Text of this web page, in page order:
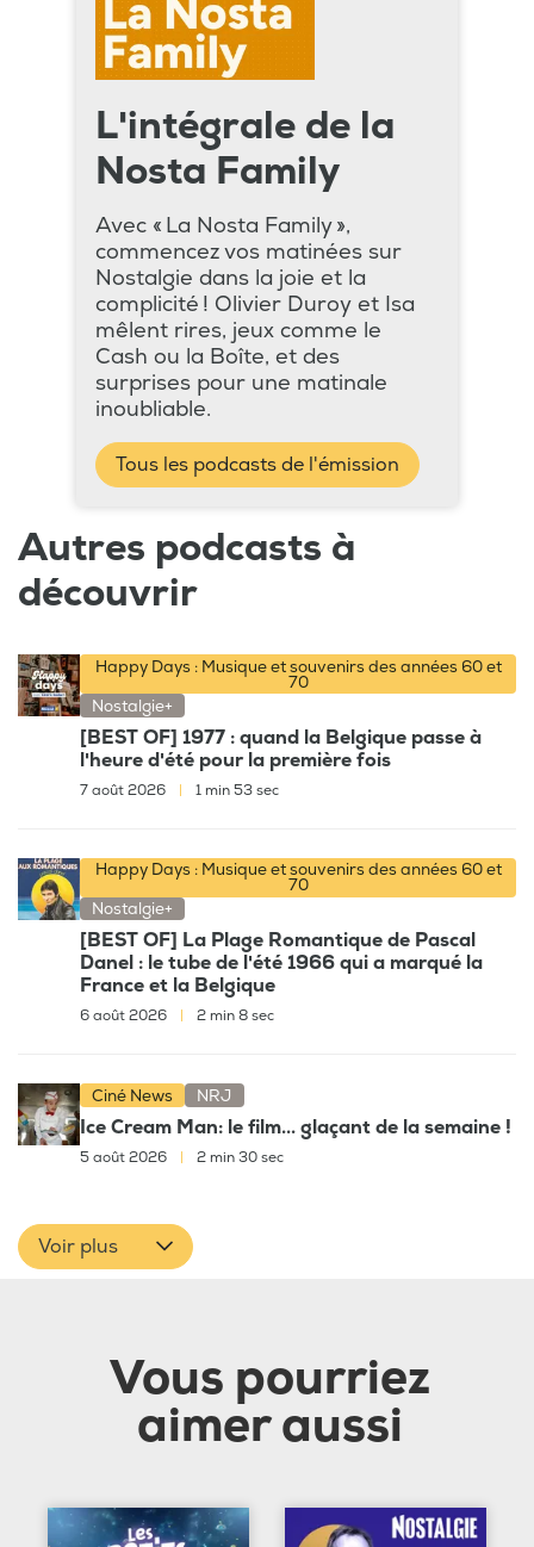
L'intégrale de la
Nosta Family
Avec « La Nosta Family »,
commencez vos matinées sur
Nostalgie dans la joie et la
complicité ! Olivier Duroy et Isa
mêlent rires, jeux comme le
Cash ou la Boîte, et des
surprises pour une matinale
inoubliable.
Tous les podcasts de l'émission
Autres podcasts à
découvrir
Happy Days : Musique et souvenirs des années 60 et
70
Nostalgie+
[BEST OF] 1977 : quand la Belgique passe à
l'heure d'été pour la première fois
7 août 2026 1 min 53 sec
Happy Days : Musique et souvenirs des années 60 et
70
Nostalgie+
[BEST OF] La Plage Romantique de Pascal
Danel : le tube de l'été 1966 qui a marqué la
France et la Belgique
6 août 2026 2 min 8 sec
Ciné News NRJ
Ice Cream Man: le film... glaçant de la semaine !
5 août 2026 2 min 30 sec
Voir plus
Vous pourriez
aimer aussi